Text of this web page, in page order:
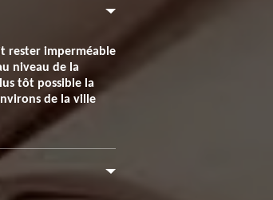
rester imperméable
niveau de la
tôt possible la
de la ville